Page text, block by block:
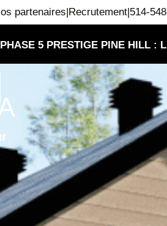
partenaires|Recrutement|514-
PHASE 5 PRESTIGE PINE HILL :